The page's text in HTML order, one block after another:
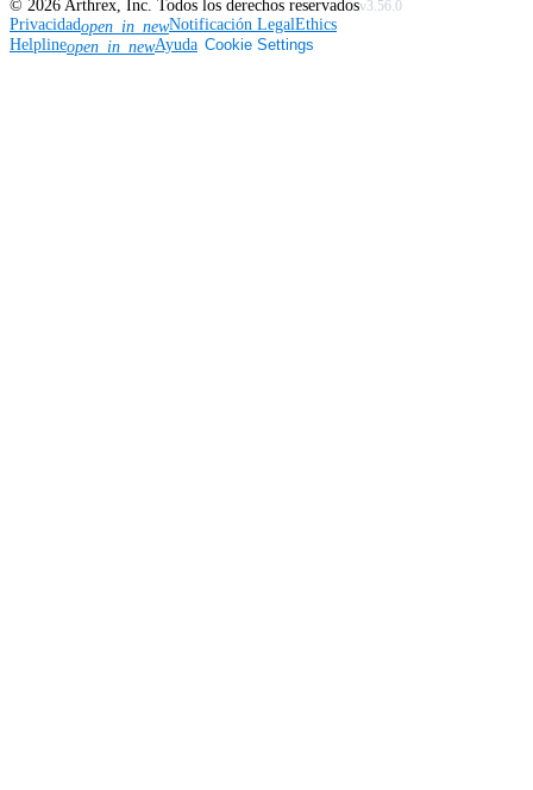
© 2026 Arthrex, Inc. Todos los derechos reservadosv3.56.0
Privacidadopen_in_newNotificación LegalEthics
Helplineopen_in_newAyuda Cookie Settings